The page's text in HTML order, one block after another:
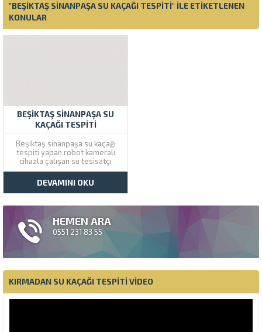
"BEŞIKTAŞ SINANPAŞA SU KAÇAĞI TESPITI" ILE ETIKETLENEN
KONULAR
BEŞIKTAŞ SINANPAŞA SU
KAÇAĞI TESPITI
Beşiktaş sinanpaşa su kaçağı
tespiti yapan robot kameralı
cihazla çalışan su tesisatçı
olarak kırmadan dökmeden su
kaçağı bulma servisi
vermekteyiz. Çözüm Tesisat
Beşiktaş şubesinden çıkan
araçlarla ev ve iş yerlerinde
gidermektedir. Sinanpaşa
Cihazla Su Kaçağı Bakan...
DEVAMINI OKU
HEMEN ARA
0551 231 83 55
KIRMADAN SU KAÇAĞI TESPITI VIDEO